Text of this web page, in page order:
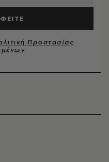
Προστασίας